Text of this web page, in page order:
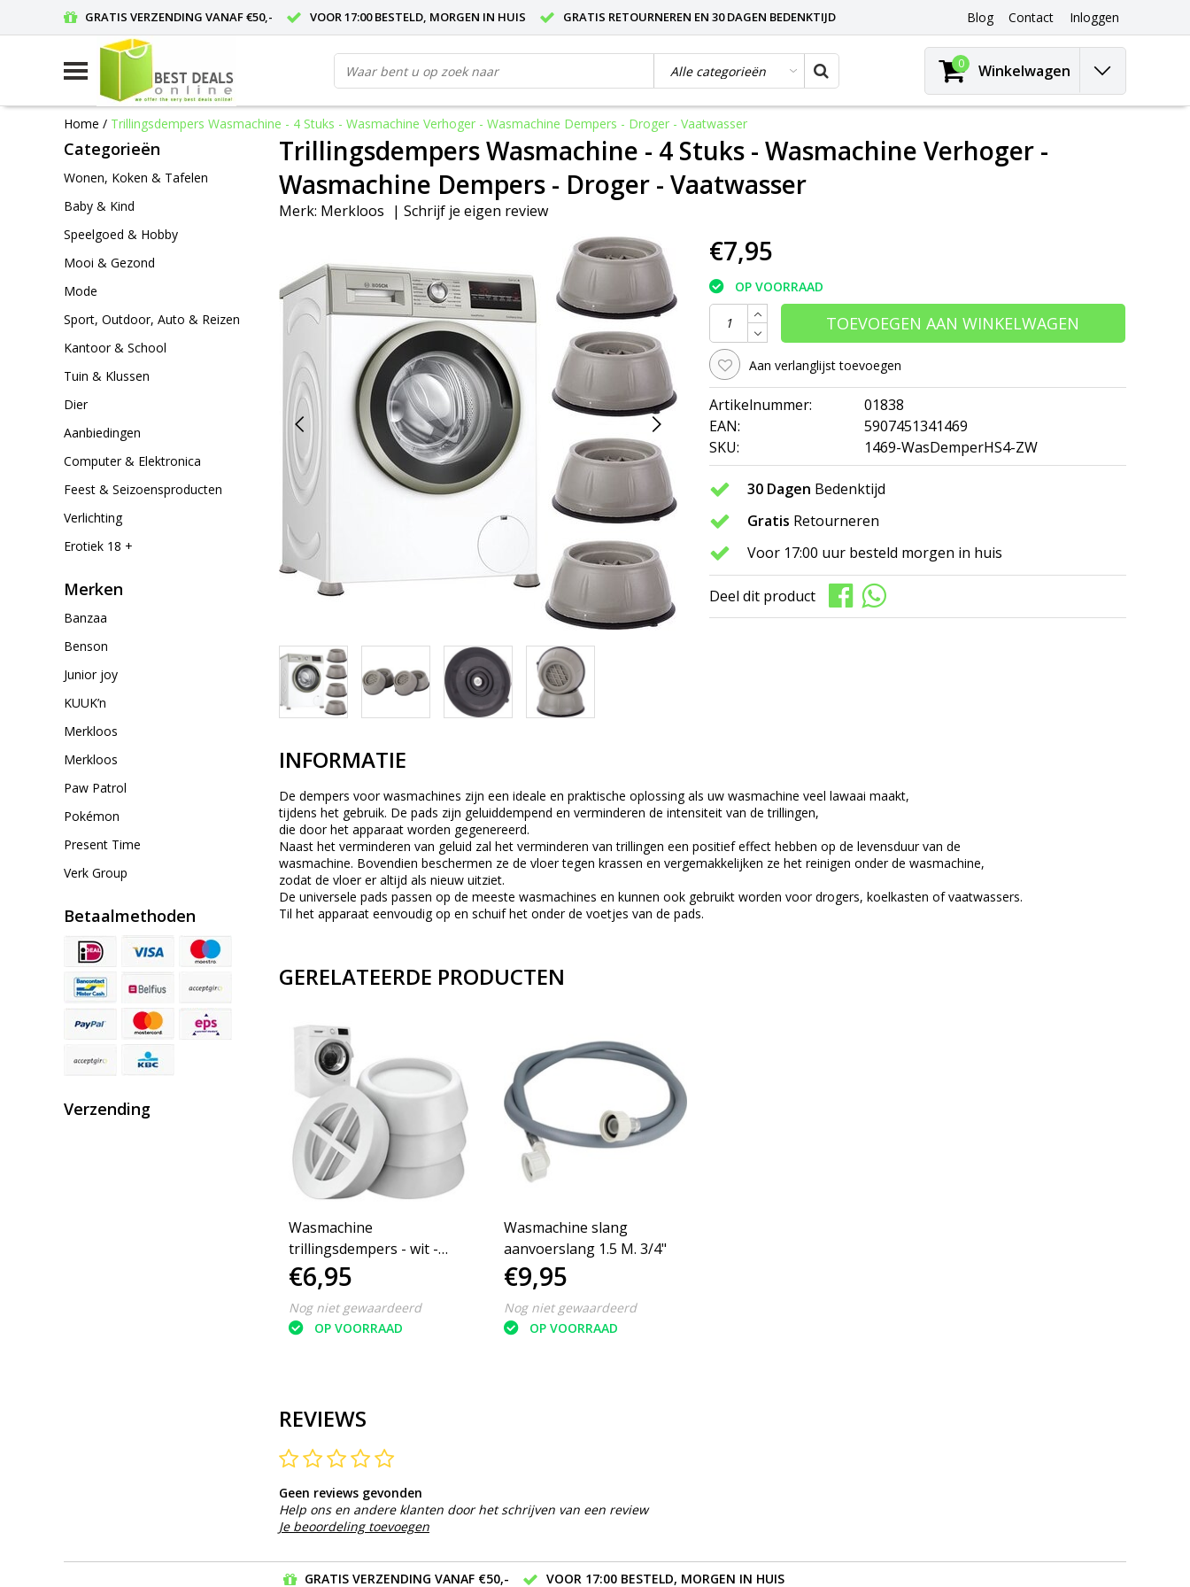
GRATIS VERZENDING VANAF €50,- VOOR 17:00 BESTELD, MORGEN IN HUIS GRATIS RETOURNEREN EN 30 DAGEN BEDENKTIJD Blog Contact Inloggen
0 Winkelwagen
Home / Trillingsdempers Wasmachine - 4 Stuks - Wasmachine Verhoger - Wasmachine Dempers - Droger - Vaatwasser
Categorieën
Wonen, Koken & Tafelen
Baby & Kind
Speelgoed & Hobby
Mooi & Gezond
Mode
Sport, Outdoor, Auto & Reizen
Kantoor & School
Tuin & Klussen
Dier
Aanbiedingen
Computer & Elektronica
Feest & Seizoensproducten
Verlichting
Erotiek 18 +
Merken
Banzaa
Benson
Junior joy
KUUK’n
Merkloos
Merkloos
Paw Patrol
Pokémon
Present Time
Verk Group
Betaalmethoden
Verzending
Trillingsdempers Wasmachine - 4 Stuks - Wasmachine Verhoger -
Wasmachine Dempers - Droger - Vaatwasser
Merk: Merkloos | Schrijf je eigen review
€7,95
OP VOORRAAD
TOEVOEGEN AAN WINKELWAGEN
Aan verlanglijst toevoegen
Artikelnummer:
01838
EAN:
5907451341469
SKU:
1469-WasDemperHS4-ZW
30 Dagen Bedenktijd
Gratis Retourneren
Voor 17:00 uur besteld morgen in huis
Deel dit product
INFORMATIE
De dempers voor wasmachines zijn een ideale en praktische oplossing als uw wasmachine veel lawaai maakt,
tijdens het gebruik. De pads zijn geluiddempend en verminderen de intensiteit van de trillingen,
die door het apparaat worden gegenereerd.
Naast het verminderen van geluid zal het verminderen van trillingen een positief effect hebben op de levensduur van de
wasmachine. Bovendien beschermen ze de vloer tegen krassen en vergemakkelijken ze het reinigen onder de wasmachine,
zodat de vloer er altijd als nieuw uitziet.
De universele pads passen op de meeste wasmachines en kunnen ook gebruikt worden voor drogers, koelkasten of vaatwassers.
Til het apparaat eenvoudig op en schuif het onder de voetjes van de pads.
GERELATEERDE PRODUCTEN
Wasmachine
trillingsdempers - wit -
kunststof - binnendiameter
4.5 cm - set van 4 stuks
€6,95
Nog niet gewaardeerd
OP VOORRAAD
Wasmachine slang
aanvoerslang 1.5 M. 3/4"
€9,95
Nog niet gewaardeerd
OP VOORRAAD
REVIEWS
Geen reviews gevonden
Help ons en andere klanten door het schrijven van een review
Je beoordeling toevoegen
GRATIS VERZENDING VANAF €50,- VOOR 17:00 BESTELD, MORGEN IN HUIS